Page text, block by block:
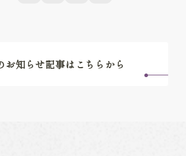
お知らせ記事はこちらから